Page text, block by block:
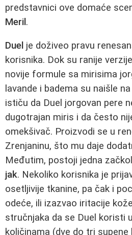
predstavnici ove domaće
Meril.
Duel je doživeo pravu
korisnika. Dok su ranije
novije formule sa mirisima
lavande i badema su naišle
ističu da Duel jorgovan pere
dugotrajan miris i da često
omekšivač. Proizvodi se u
Zrenjaninu, što mu daje
Međutim, postoji jedna
jak. Nekoliko korisnika je
osetljivije tkanine, pa čak i
odeće, ili izazvao iritacije
stručnjaka da se Duel koristi
količinama (dve do tri supene